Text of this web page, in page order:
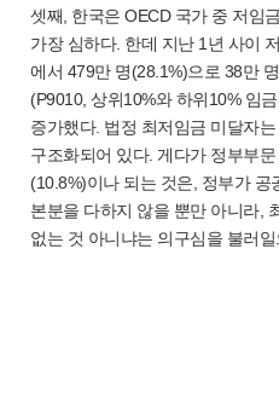
셋째, 한국은 OECD 국가 중 저임
가장 심하다. 한데 지난 1년 사이
에서 479만 명(28.1%)으로 38만
(P9010, 상위10%와 하위10% 임
증가했다. 법정 최저임금 미달자
구조화되어 있다. 게다가 정부부
(10.8%)이나 되는 것은, 정부가 공
본분을 다하지 않을 뿐만 아니라,
없는 것 아니냐는 의구심을 불러